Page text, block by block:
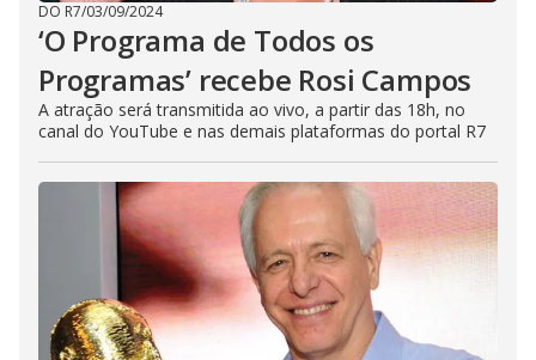
DO R7/03/09/2024
‘O Programa de Todos os
Programas’ recebe Rosi Campos
A atração será transmitida ao vivo, a partir das 18h, no
canal do YouTube e nas demais plataformas do portal R7